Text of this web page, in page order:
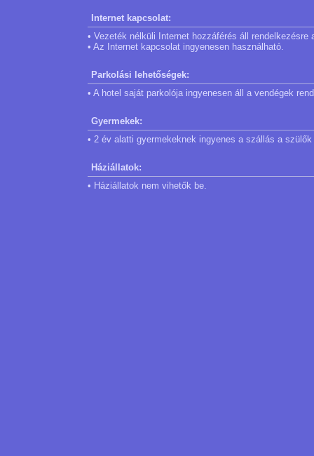
Internet kapcsolat:
• Vezeték nélküli Internet hozzáférés áll rendelkezésre
• Az Internet kapcsolat ingyenesen használható.
Parkolási lehetőségek:
• A hotel saját parkolója ingyenesen áll a vendégek
Gyermekek:
• 2 év alatti gyermekeknek ingyenes a szállás a
Háziállatok:
• Háziállatok nem vihetők be.